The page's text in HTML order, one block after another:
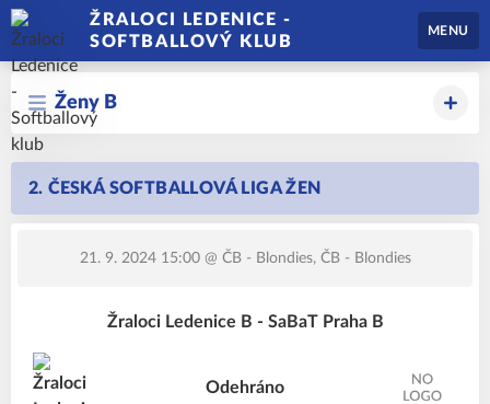
ŽRALOCI LEDENICE -
SOFTBALLOVÝ KLUB
MENU
Ženy B
2. ČESKÁ SOFTBALLOVÁ LIGA ŽEN
21. 9. 2024 15:00@ ČB - Blondies, ČB - Blondies
Žraloci Ledenice B - SaBaT Praha B
Odehráno